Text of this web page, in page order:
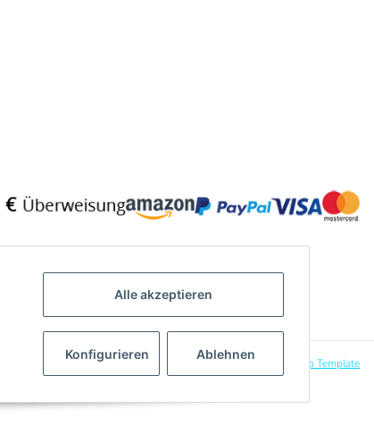
Alle akzeptieren
Konfigurieren Ablehnen
Powered by JTL-Shop|CLEARIX JTL-Shop Template